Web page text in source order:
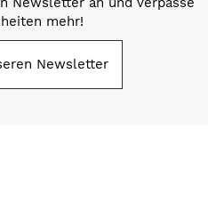
mehr!
Newsletter